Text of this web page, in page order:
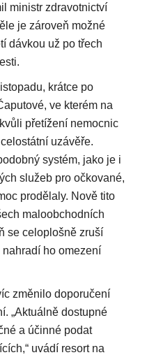
ministr zdravotnictví
je zároveň možné
dávkou už po třech
krátce po
ve kterém na
přetížení nemocnic
uzávěře.
systém, jako je i
služeb pro očkované,
prodělaly. Nově tito
maloobchodních
se celoplošně zruší
ho omezení
změnilo doporučení
„Aktuálně dostupné
a účinné podat
uvádí resort na